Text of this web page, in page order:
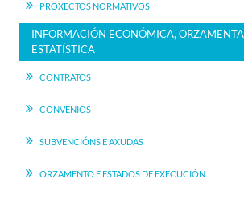
PROXECTOS NORMATIVOS
INFORMACIÓN ECONÓMICA,
ESTATÍSTICA
CONTRATOS
CONVENIOS
SUBVENCIÓNS E AXUDAS
ORZAMENTO E ESTADOS DE EXECUCIÓN